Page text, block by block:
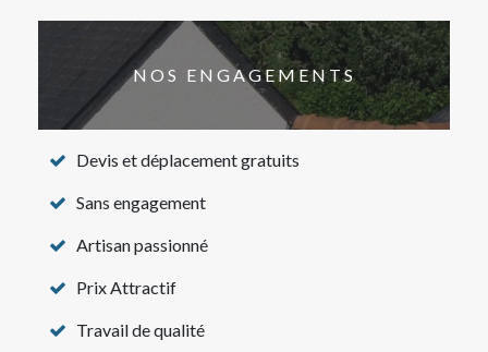
NOS ENGAGEMENTS
Devis et déplacement gratuits
Sans engagement
Artisan passionné
Prix Attractif
Travail de qualité